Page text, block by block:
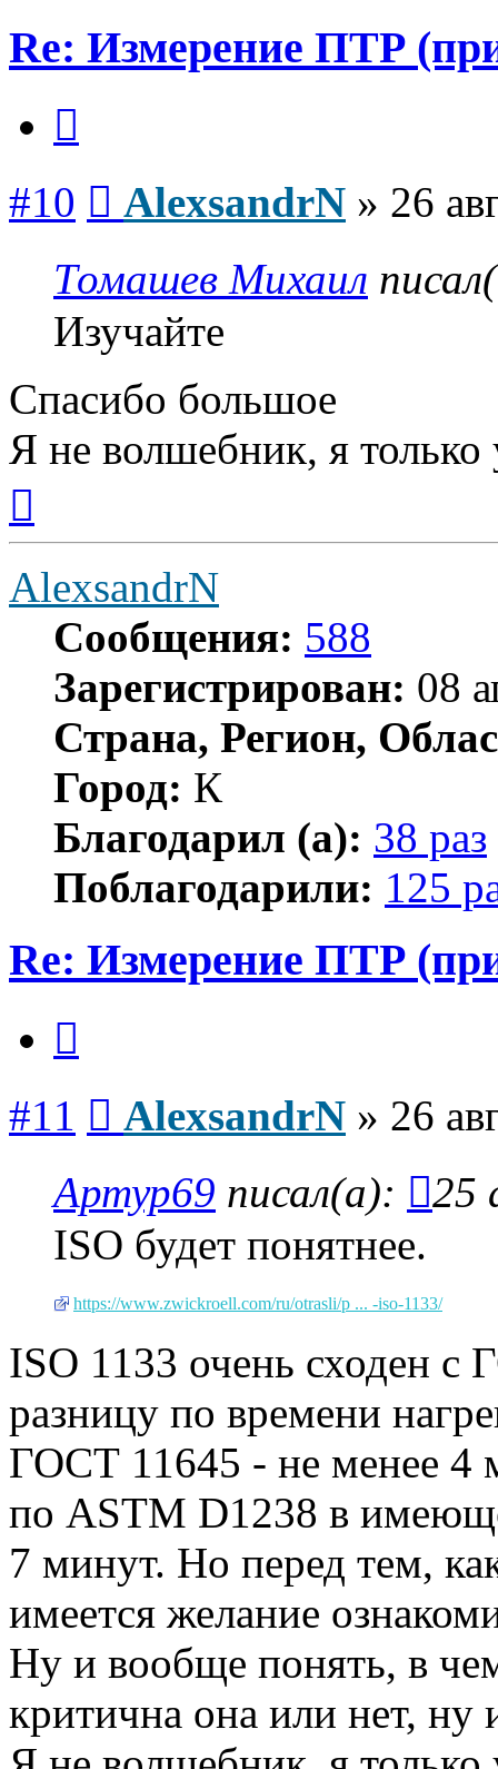
Re: Измерение ПТР
#10 AlexsandrN » 26
Томашев Михаил
Изучайте
Спасибо большое
Я не волшебник, я только
началу
AlexsandrN
Сообщения: 588
Зарегистрирован: 08
Страна, Регион,
Город: К
Благодарил (а): 38 раз
Поблагодарили: 125
Re: Измерение ПТР
#11 AlexsandrN » 26
Артур69 писал(а):
25
ISO будет понятнее.
https://www.zwickroell.com/ru/otrasli/p ... -iso-1133/
ISO 1133 очень сходен
разницу по времени
ГОСТ 11645 - не менее 4
по ASTM D1238 в
7 минут. Но перед тем,
имеется желание
Ну и вообще понять, в
критична она или нет, ну